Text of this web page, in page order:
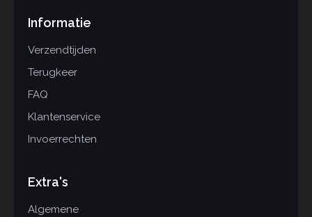
Informatie
Verzendtijden
Terugkeer
FAQ
Klantenservice
Invoerrechten
Extra's
Algemene